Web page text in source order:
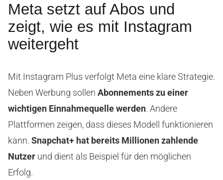
Meta setzt auf Abos und
zeigt, wie es mit Instagram
weitergeht
Mit Instagram Plus verfolgt Meta eine klare Strategie.
Neben Werbung sollen Abonnements zu einer
wichtigen Einnahmequelle werden. Andere
Plattformen zeigen, dass dieses Modell funktionieren
kann. Snapchat+ hat bereits Millionen zahlende
Nutzer und dient als Beispiel für den möglichen
Erfolg.